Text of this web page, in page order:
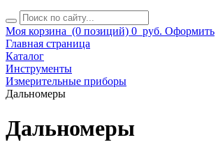
Моя корзина (0 позиций) 0 руб. Оформить
Главная страница
Каталог
Инструменты
Измерительные приборы
Дальномеры
Дальномеры